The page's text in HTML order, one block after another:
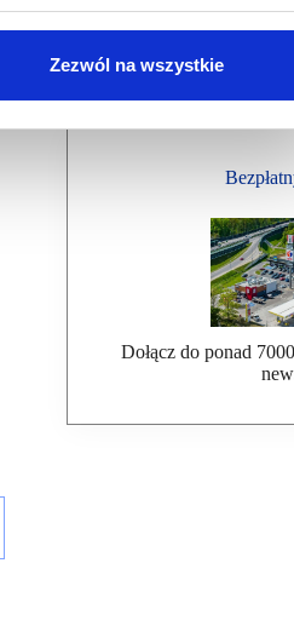
Zezwól na wszystkie
Bezpłatna wysyłka
handlowej,
Dołącz do ponad